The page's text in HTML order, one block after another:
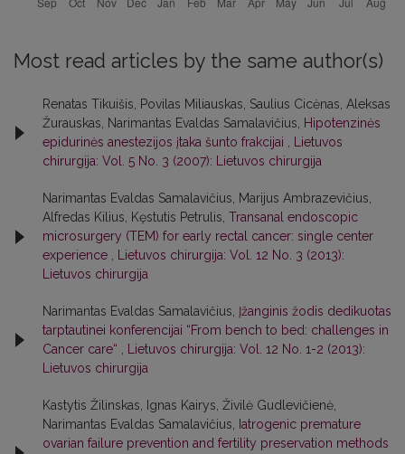
Most read articles by the same author(s)
Renatas Tikuišis, Povilas Miliauskas, Saulius Cicėnas, Aleksas
Žurauskas, Narimantas Evaldas Samalavičius,
Hipotenzinės
epidurinės anestezijos įtaka šunto frakcijai
Lietuvos
chirurgija: Vol. 5 No. 3 (2007): Lietuvos chirurgija
Narimantas Evaldas Samalavičius, Marijus Ambrazevičius,
Alfredas Kilius, Kęstutis Petrulis, Transanal endoscopic
microsurgery (TEM) for early rectal cancer: single center
experience
Lietuvos chirurgija: Vol. 12 No. 3 (2013):
Lietuvos chirurgija
Narimantas Evaldas Samalavičius, Įžanginis žodis dedikuotas
tarptautinei konferencijai “From bench to bed: challenges in
Cancer care“
Lietuvos chirurgija: Vol. 12 No. 1-2 (2013):
Lietuvos chirurgija
Kastytis Žilinskas, Ignas Kairys, Živilė Gudlevičienė,
Narimantas Evaldas Samalavičius,
Iatrogenic premature
ovarian failure prevention and fertility preservation methods